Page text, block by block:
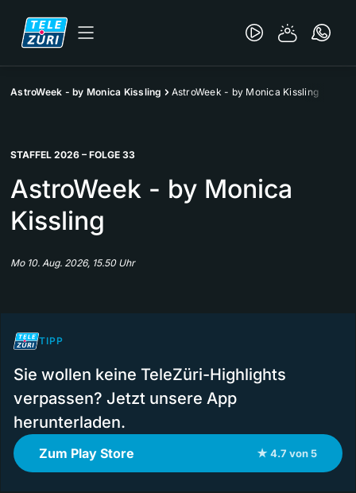
AstroWeek - by Monica Kissling AstroWeek - by Monica Kissling
STAFFEL 2026 – FOLGE 33
AstroWeek - by Monica
Kissling
Mo 10. Aug. 2026, 15.50 Uhr
TIPP
Sie wollen keine TeleZüri-Highlights
verpassen? Jetzt unsere App
herunterladen.
Zum Play Store ★ 4.7 von 5